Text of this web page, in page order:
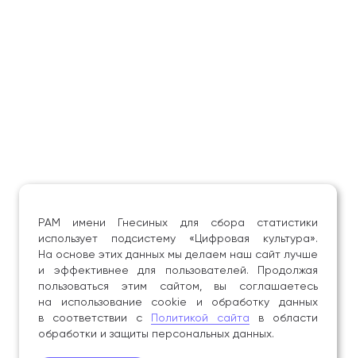
РАМ имени Гнесиных для сбора статистики
использует подсистему «Цифровая культура».
На основе этих данных мы делаем наш сайт лучше
и эффективнее для пользователей. Продолжая
пользоваться этим сайтом, вы соглашаетесь
на использование cookie и обработку данных
в соответствии с Политикой сайта в области
обработки и защиты персональных данных.